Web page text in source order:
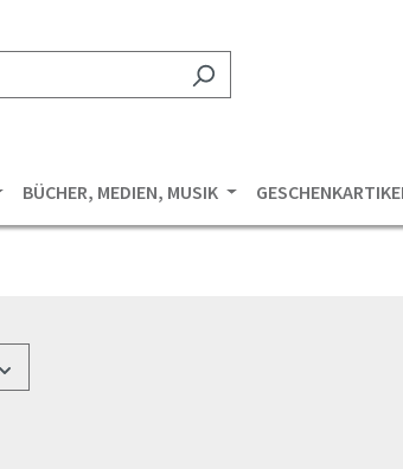
BÜCHER, MEDIEN, MUSIK